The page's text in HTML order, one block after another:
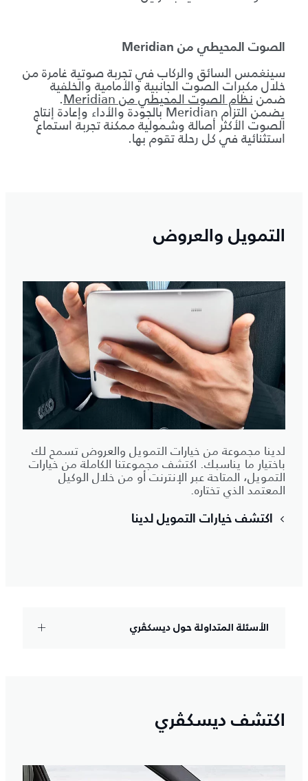
الصوت المحيطي من Meridian
سينغمس السائق والركاب في تجربة صوتية غامرة من
خلال مكبرات الصوت الجانبية والأمامية والخلفية
ضمننظام الصوت المحيطي من Meridian .
يضمن التزام Meridian بالجودة والأداء وإعادة إنتاج
الصوت الأكثر أصالة وشمولية ممكنة تجربة استماع
استثنائية في كل رحلة تقوم بها.
التمويل والعروض
لدينا مجموعة من خيارات التمويل والعروض تسمح لك
باختيار ما يناسبك. اكتشف مجموعتنا الكاملة من خيارات
التمويل، المتاحة عبر الإنترنت أو من خلال الوكيل
المعتمد الذي تختاره.
اكتشف خيارات التمويل لدينا
الأسئلة المتداولة حول ديسكڤري
اكتشف ديسكڤري